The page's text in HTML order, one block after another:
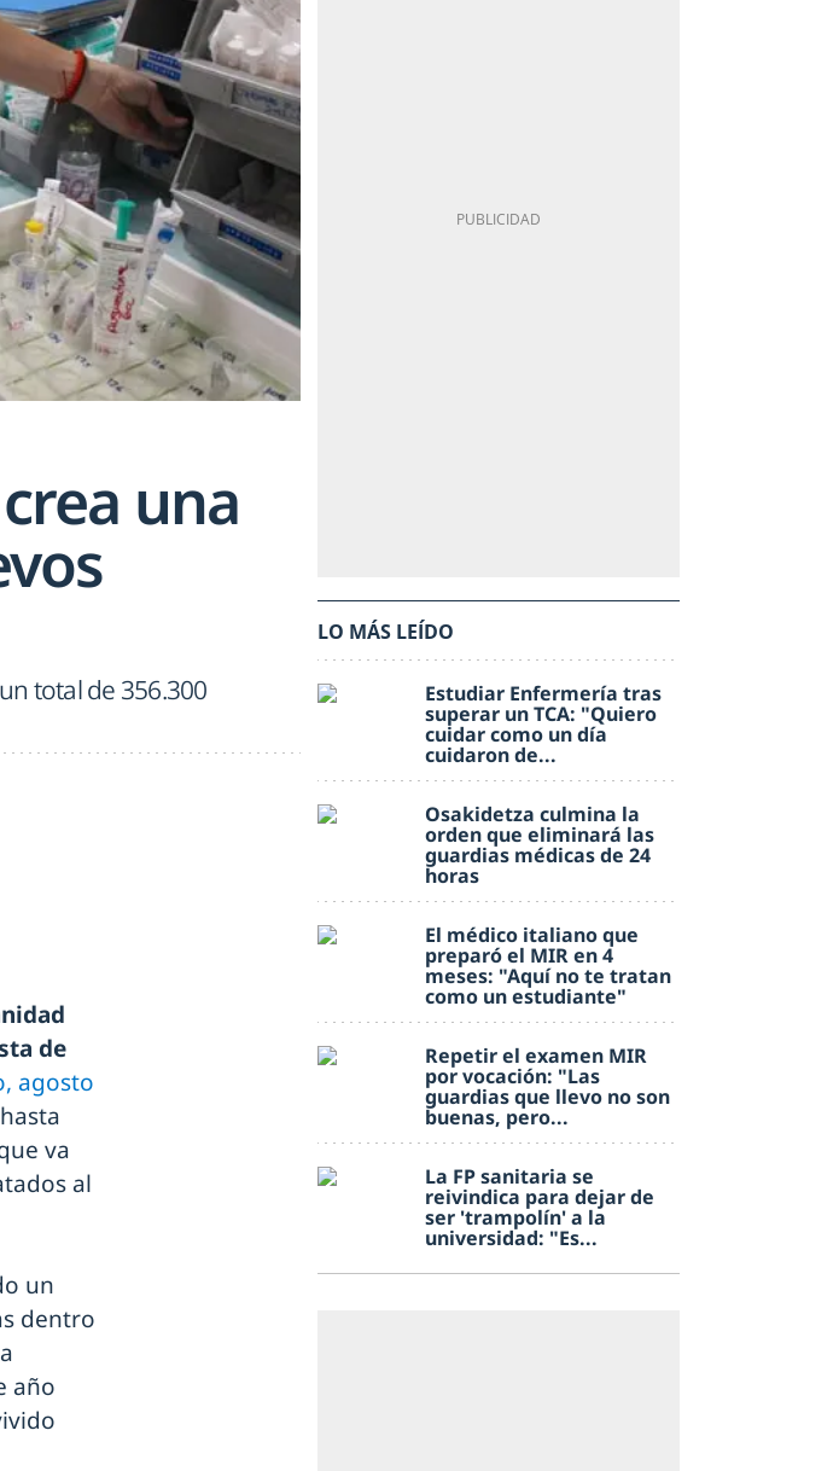
una
total de 356.300
de
agosto
va
al
un
dentro
año
LO MÁS LEÍDO
Estudiar Enfermería tras
superar un TCA: "Quiero
cuidar como un día
cuidaron de...
Osakidetza culmina la
orden que eliminará las
guardias médicas de 24
horas
El médico italiano que
preparó el MIR en 4
meses: "Aquí no te tratan
como un estudiante"
Repetir el examen MIR
por vocación: "Las
guardias que llevo no son
buenas, pero...
La FP sanitaria se
reivindica para dejar de
ser 'trampolín' a la
universidad: "Es...